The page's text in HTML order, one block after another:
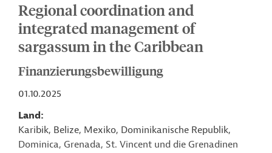
Regional coordination and
integrated management of
sargassum in the Caribbean
Finanzierungsbewilligung
01.10.2025
Land
Karibik, Belize, Mexiko, Dominikanische Republik,
Dominica, Grenada, St. Vincent und die Grenadinen